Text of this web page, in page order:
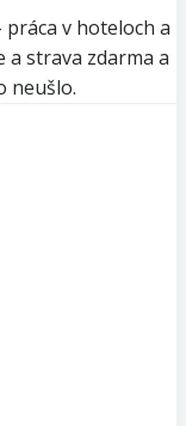
práca v hoteloch a
strava zdarma a
neušlo.